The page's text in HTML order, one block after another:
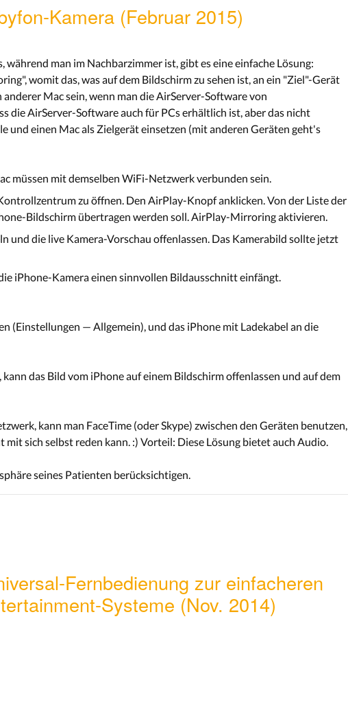
Kamera (Februar 2015)
man im Nachbarzimmer ist, gibt es eine einfache Lösung:
womit das, was auf dem Bildschirm zu sehen ist, an ein "Ziel"-Gerät
Mac sein, wenn man die AirServer-Software von
die AirServer-Software auch für PCs erhältlich ist, aber das nicht
und einen Mac als Zielgerät einsetzen (mit anderen Geräten geht's
müssen mit demselben WiFi-Netzwerk verbunden sein.
zu öffnen. Den AirPlay-Knopf anklicken. Von der Liste der
Bildschirm übertragen werden soll. AirPlay-Mirroring aktivieren.
und die live Kamera-Vorschau offenlassen. Das Kamerabild sollte jetzt
iPhone-Kamera einen sinnvollen Bildausschnitt einfängt.
(Einstellungen — Allgemein), und das iPhone mit Ladekabel an die
das Bild vom iPhone auf einem Bildschirm offenlassen und auf dem
kann man FaceTime (oder Skype) zwischen den Geräten benutzen,
sich selbst reden kann. :) Vorteil: Diese Lösung bietet auch Audio.
seines Patienten berücksichtigen.
Fernbedienung zur einfacheren
Systeme (Nov. 2014)